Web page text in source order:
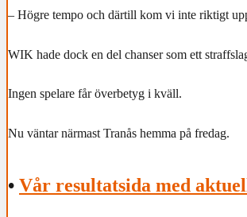
– Högre tempo och därtill kom vi inte riktigt
WIK hade dock en del chanser som ett
Ingen spelare får överbetyg i kväll.
Nu väntar närmast Tranås hemma på fredag.
• Vår resultatsida med